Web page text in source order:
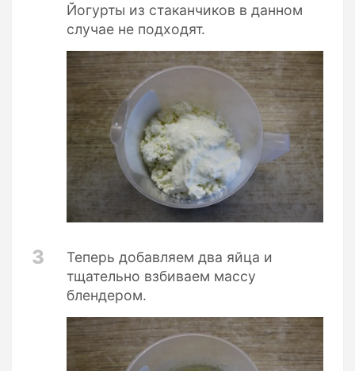
Йогурты из стаканчиков в данном
случае не подходят.
3
Теперь добавляем два яйца и
тщательно взбиваем массу
блендером.